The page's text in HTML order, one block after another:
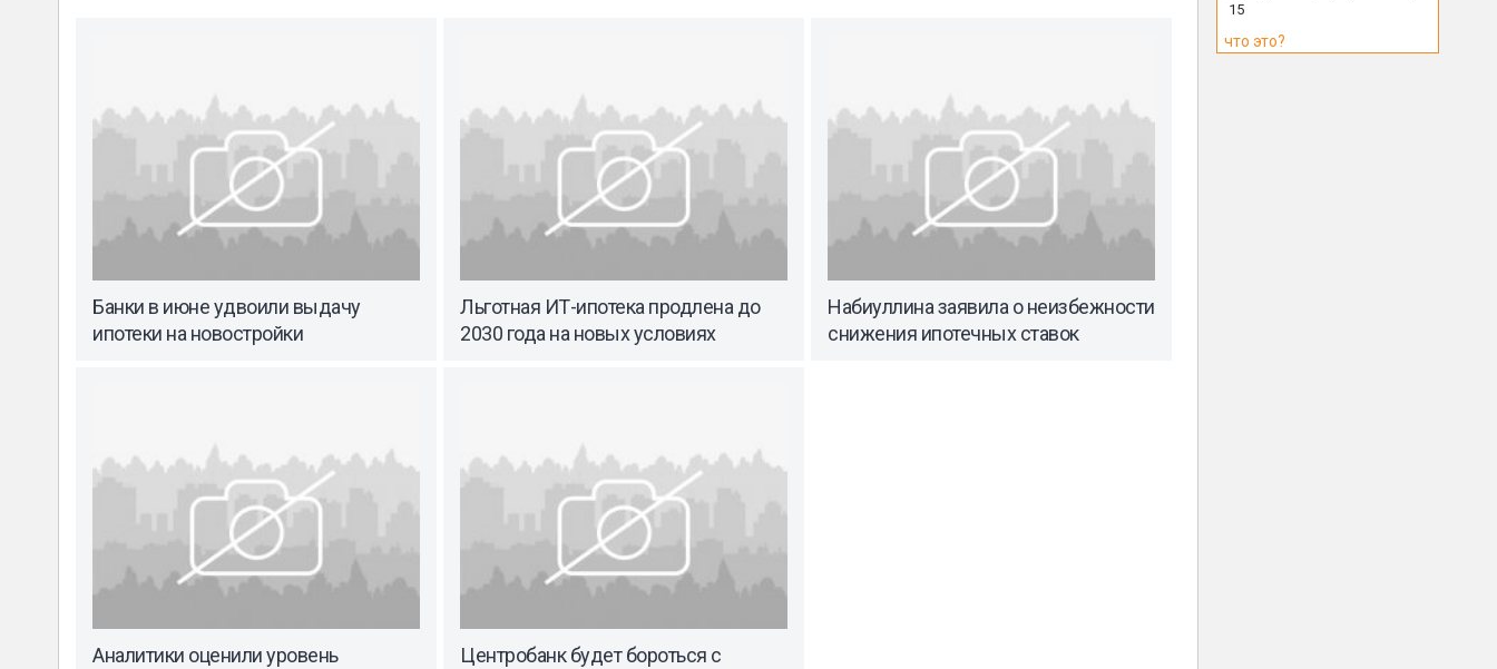
Банки в июне удвоили выдачу
ипотеки на новостройки
Льготная ИТ-ипотека продлена до
2030 года на новых условиях
Набиуллина заявила о неизбежности
снижения ипотечных ставок
Аналитики оценили уровень
Центробанк будет бороться с
15
что это?